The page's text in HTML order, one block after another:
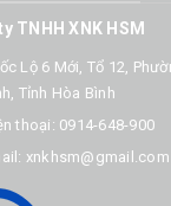
TNHH XNK HSM
Lộ 6 Mới, Tổ 12,
Tỉnh Hòa Bình
thoại: 0914-648-900
xnkhsm@gmail.com